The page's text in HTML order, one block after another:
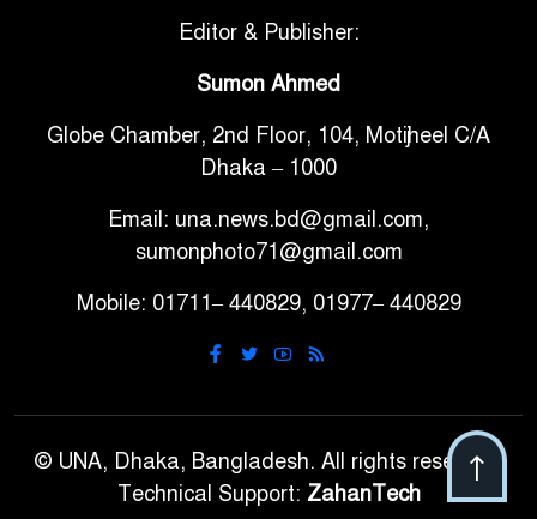
সরকারি ৩শ কেজি বই বিক্রির
গাড়ি বিক্রির পর মালিকানা
পরিবর্তনে কঠোর নির্দেশনা
আ.লীগ ও বিএনপির বিরুদ্ধে
নাহিদ
ঢাবিতে মাথায় কাঁঠাল পড়ে মালির
Editor & Publisher:
Sumon Ahmed
Globe Chamber, 2nd Floor, 104, Motijheel C/A
Dhaka – 1000
Email: una.news.bd@gmail.com,
sumonphoto71@gmail.com
Mobile: 01711– 440829, 01977– 440829
© UNA, Dhaka, Bangladesh. All rights reserved.
Technical Support: ZahanTech